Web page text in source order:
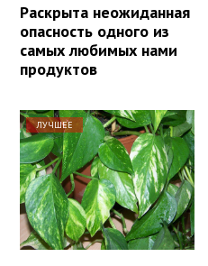
Раскрыта неожиданная
опасность одного из
самых любимых нами
продуктов
ЛУЧШЕЕ